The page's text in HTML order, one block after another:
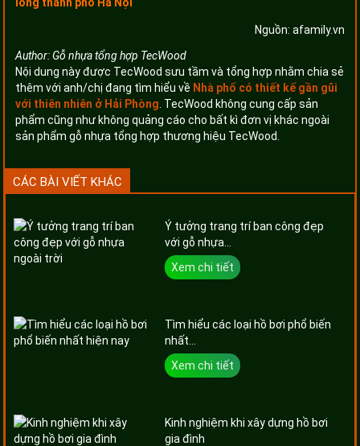
Nguồn: afamily.vn
Author:Gỗ nhựa tổng hợp TecWood
Nội dung này được TecWood sưu tầm và tổng hợp nhằm chia sẻ
thêm với anh/chị đang tìm hiểu về Nhà phố có thiết kế gần gũi
với thiên nhiên ở Hải Phòng . TecWood không cung cấp sản
phẩm cũng như không quảng cáo cho bất kì đơn vị khác ngoài
sản phẩm gỗ nhựa tổng hợp thương hiệu TecWood.
CÁC BÀI VIẾT KHÁC
Ý tưởng trang trí ban công đẹp
với gỗ nhựa...
Xem chi tiết
Tìm hiểu các loại hồ bơi phổ biến
nhất...
Xem chi tiết
Kinh nghiệm khi xây dựng hồ bơi
gia đình